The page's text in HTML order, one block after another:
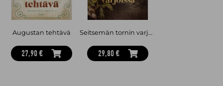
Augustan tehtävä
27,90 €
Seitsemän tornin varjoissa
29,80 €